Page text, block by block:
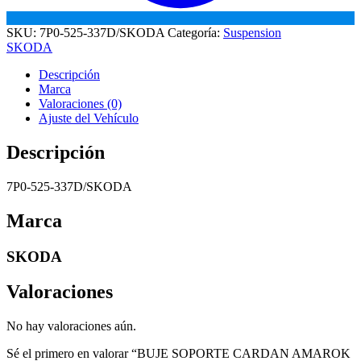
SKU: 7P0-525-337D/SKODA Categoría: Suspension
SKODA
Descripción
Marca
Valoraciones (0)
Ajuste del Vehículo
Descripción
7P0-525-337D/SKODA
Marca
SKODA
Valoraciones
No hay valoraciones aún.
Sé el primero en valorar “BUJE SOPORTE CARDAN AMAROK